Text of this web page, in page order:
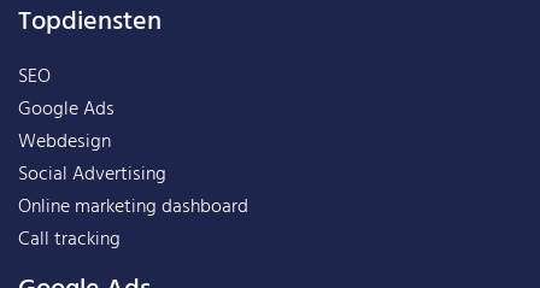
Topdiensten
SEO
Google Ads
Webdesign
Social Advertising
Online marketing dashboard
Call tracking